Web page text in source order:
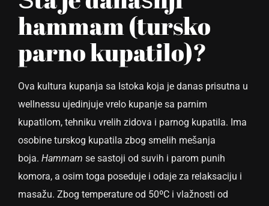
hammam (tursko
parno kupatilo)?
Ova kultura kupanja sa Istoka koja je danas prisutna u
wellnessu ujedinjuje vrelo kupanje sa parnim
kupatilom, tehniku vrelih zidova i parnog kupatila. Ima
osobine turskog kupatila zbog smelih mešanja
boja. Hammam se sastoji od suvih i parom punih
komora, a osim toga poseduje i odaje za relaksaciju i
masažu. Zbog temperature od 50ºC i vlažnosti od